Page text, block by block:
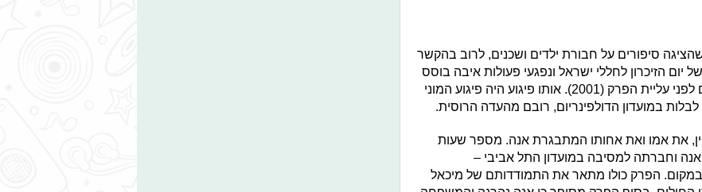
סיפורים על חבורת ילדים ושכנים, לרוב בהקשר
יום הזיכרון לחללי ישראל ונפגעי פעולות איבה בוסס
על הפיגוע בדולפינריום שהתרחש שנתיים לפני עליית הפרק (2001). אותו פיגוע היה פיגוע המוני
את אמו ואת אחותו המתבגרת אנה. מספר שעות
וחברתה למסיבה במועדון התל אביבי –
במקום. הפרק כולו מתאר את התמודדותם של מיכאל